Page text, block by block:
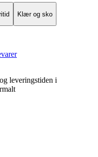
Klær og sko
leveringstiden i